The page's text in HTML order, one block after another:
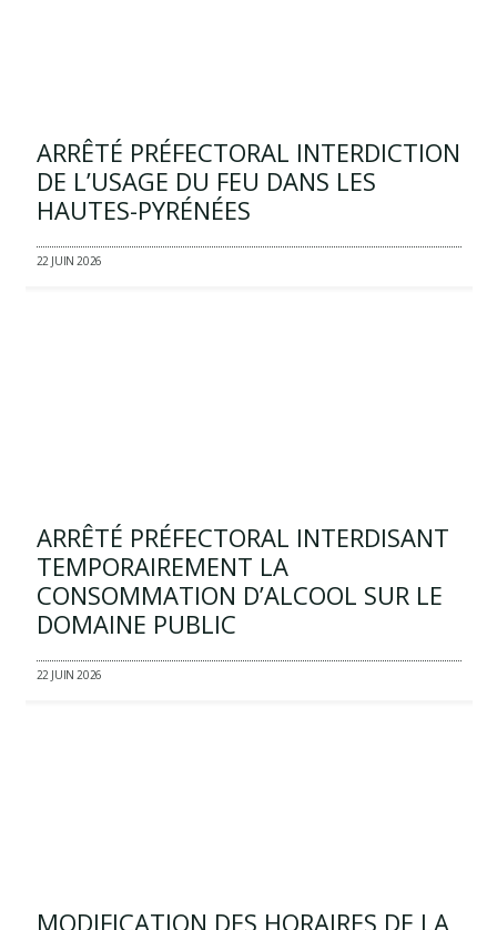
ARRÊTÉ PRÉFECTORAL INTERDICTION
DE L’USAGE DU FEU DANS LES
HAUTES-PYRÉNÉES
22 JUIN 2026
ARRÊTÉ PRÉFECTORAL INTERDISANT
TEMPORAIREMENT LA
CONSOMMATION D’ALCOOL SUR LE
DOMAINE PUBLIC
22 JUIN 2026
MODIFICATION DES HORAIRES DE LA